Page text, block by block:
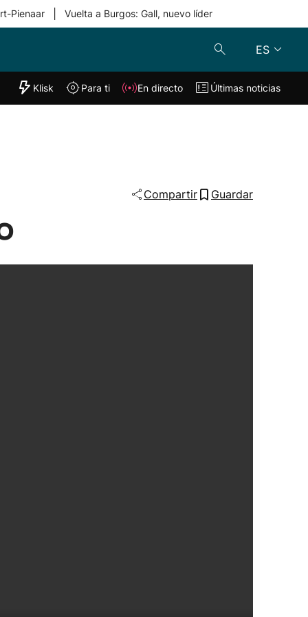
Pienaar Vuelta a Burgos: Gall, nuevo líder
ES
"Helmuga"
Klisk En directo
Klisk Para ti En directo Últimas noticias
Compartir Guardar